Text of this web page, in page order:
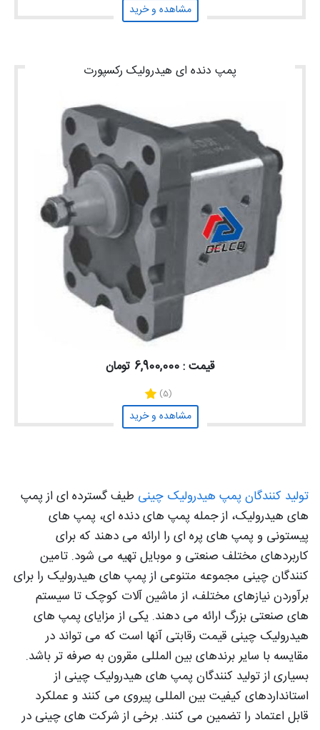
مشاهده و خرید
پمپ دنده ای هیدرولیک رکسپورت
قیمت : 6,900,000 تومان
(5)
مشاهده و خرید
تولید کنندگان پمپ هیدرولیک چینی طیف گسترده ای از پمپ
های هیدرولیک، از جمله پمپ های دنده ای، پمپ های
پیستونی و پمپ های پره ای را ارائه می دهند که برای
کاربردهای مختلف صنعتی و موبایل تهیه می شود. تامین
کنندگان چینی مجموعه متنوعی از پمپ های هیدرولیک را برای
برآوردن نیازهای مختلف، از ماشین آلات کوچک تا سیستم
های صنعتی بزرگ ارائه می دهند. یکی از مزایای پمپ های
هیدرولیک چینی قیمت رقابتی آنها است که می تواند در
مقایسه با سایر برندهای بین المللی مقرون به صرفه تر باشد.
بسیاری از تولید کنندگان پمپ های هیدرولیک چینی از
استانداردهای کیفیت بین المللی پیروی می کنند و عملکرد
قابل اعتماد را تضمین می کنند. برخی از شرکت های چینی در